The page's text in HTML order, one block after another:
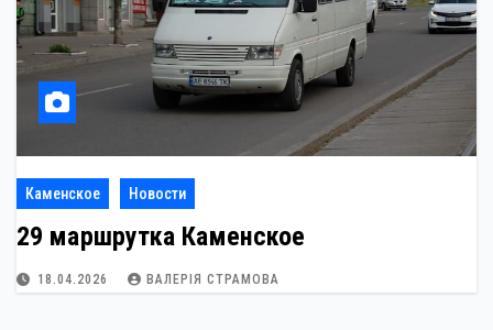
Каменское Новости
29 маршрутка Каменское
18.04.2026 ВАЛЕРІЯ СТРАМОВА